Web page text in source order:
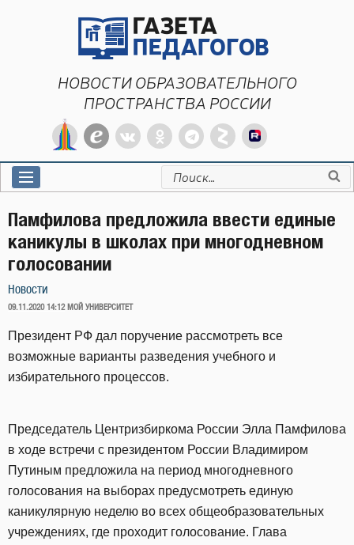
НОВОСТИ ОБРАЗОВАТЕЛЬНОГО
ПРОСТРАНСТВА РОССИИ
Искать:
Памфилова предложила ввести единые
каникулы в школах при многодневном
голосовании
Новости
ОПУБЛИКОВАНО
09.11.2020 14:12 МОЙ УНИВЕРСИТЕТ
Президент РФ дал поручение рассмотреть все
возможные варианты разведения учебного и
избирательного процессов.
Председатель Центризбиркома России Элла Памфилова
в ходе встречи с президентом России Владимиром
Путиным предложила на период многодневного
голосования на выборах предусмотреть единую
каникулярную неделю во всех общеобразовательных
учреждениях, где проходит голосование. Глава